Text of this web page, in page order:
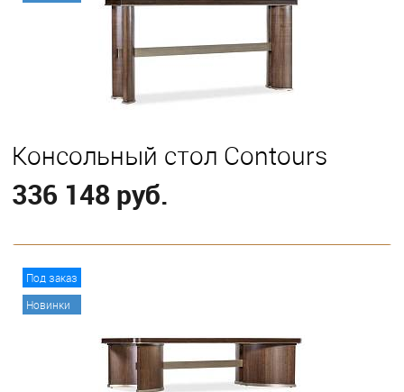
Консольный стол Contours
336 148 руб.
Под заказ
Новинки